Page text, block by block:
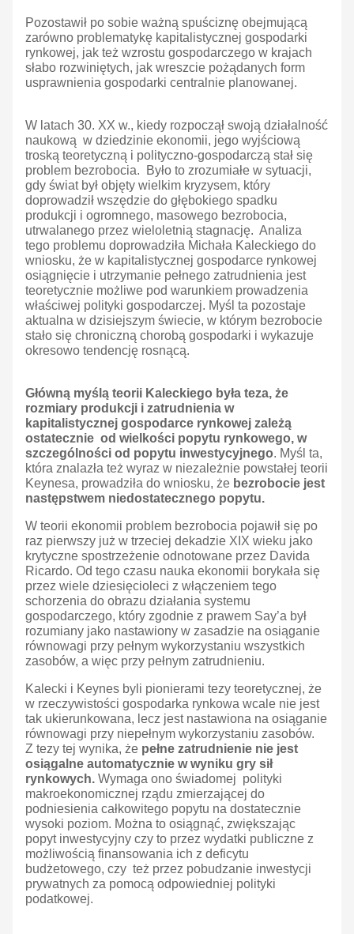
Pozostawił po sobie ważną spuściznę obejmującą
zarówno problematykę kapitalistycznej gospodarki
rynkowej, jak też wzrostu gospodarczego w krajach
słabo rozwiniętych, jak wreszcie pożądanych form
usprawnienia gospodarki centralnie planowanej.
W latach 30. XX w., kiedy rozpoczął swoją działalność
naukową w dziedzinie ekonomii, jego wyjściową
troską teoretyczną i polityczno-gospodarczą stał się
problem bezrobocia. Było to zrozumiałe w sytuacji,
gdy świat był objęty wielkim kryzysem, który
doprowadził wszędzie do głębokiego spadku
produkcji i ogromnego, masowego bezrobocia,
utrwalanego przez wieloletnią stagnację. Analiza
tego problemu doprowadziła Michała Kaleckiego do
wniosku, że w kapitalistycznej gospodarce rynkowej
osiągnięcie i utrzymanie pełnego zatrudnienia jest
teoretycznie możliwe pod warunkiem prowadzenia
właściwej polityki gospodarczej. Myśl ta pozostaje
aktualna w dzisiejszym świecie, w którym bezrobocie
stało się chroniczną chorobą gospodarki i wykazuje
okresowo tendencję rosnącą.
Główną myślą teorii Kaleckiego była teza, że
rozmiary produkcji i zatrudnienia w
kapitalistycznej gospodarce rynkowej zależą
ostatecznie od wielkości popytu rynkowego, w
szczególności od popytu inwestycyjnego. Myśl ta,
która znalazła też wyraz w niezależnie powstałej teorii
Keynesa, prowadziła do wniosku, że bezrobocie jest
następstwem niedostatecznego popytu.
W teorii ekonomii problem bezrobocia pojawił się po
raz pierwszy już w trzeciej dekadzie XIX wieku jako
krytyczne spostrzeżenie odnotowane przez Davida
Ricardo. Od tego czasu nauka ekonomii borykała się
przez wiele dziesięcioleci z włączeniem tego
schorzenia do obrazu działania systemu
gospodarczego, który zgodnie z prawem Say’a był
rozumiany jako nastawiony w zasadzie na osiąganie
równowagi przy pełnym wykorzystaniu wszystkich
zasobów, a więc przy pełnym zatrudnieniu.
Kalecki i Keynes byli pionierami tezy teoretycznej, że
w rzeczywistości gospodarka rynkowa wcale nie jest
tak ukierunkowana, lecz jest nastawiona na osiąganie
równowagi przy niepełnym wykorzystaniu zasobów.
Z tezy tej wynika, że pełne zatrudnienie nie jest
osiągalne automatycznie w wyniku gry sił
rynkowych. Wymaga ono świadomej polityki
makroekonomicznej rządu zmierzającej do
podniesienia całkowitego popytu na dostatecznie
wysoki poziom. Można to osiągnąć, zwiększając
popyt inwestycyjny czy to przez wydatki publiczne z
możliwością finansowania ich z deficytu
budżetowego, czy też przez pobudzanie inwestycji
prywatnych za pomocą odpowiedniej polityki
podatkowej.